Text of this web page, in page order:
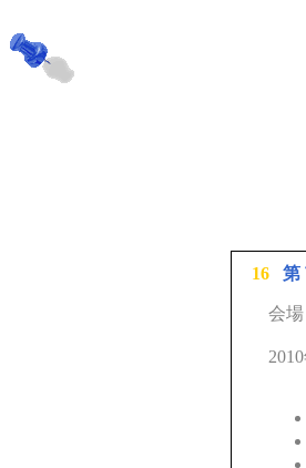
16 第
会場